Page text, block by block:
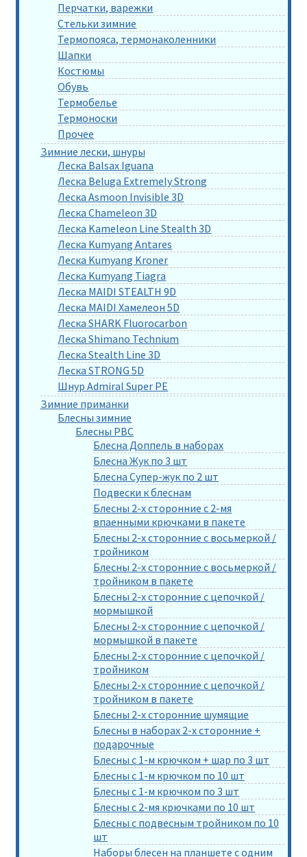
Перчатки, варежки
Стельки зимние
Термопояса, термонаколенники
Шапки
Костюмы
Обувь
Термобелье
Термоноски
Прочее
Зимние лески, шнуры
Леска Balsax Iguana
Леска Beluga Extremely Strong
Леска Asmoon Invisible 3D
Леска Chameleon 3D
Леска Kameleon Line Stealth 3D
Леска Kumyang Antares
Леска Kumyang Kroner
Леска Kumyang Tiagra
Леска MAIDI STEALTH 9D
Леска MAIDI Хамелеон 5D
Леска SHARK Fluorocarbon
Леска Shimano Technium
Леска Stealth Line 3D
Леска STRONG 5D
Шнур Admiral Super PE
Зимние приманки
Блесны зимние
Блесны РВС
Блесна Доппель в наборах
Блесна Жук по 3 шт
Блесна Супер-жук по 2 шт
Подвески к блеснам
Блесны 2-х сторонние с 2-мя
впаенными крючками в пакете
Блесны 2-х сторонние с восьмеркой /
тройником
Блесны 2-х сторонние с восьмеркой /
тройником в пакете
Блесны 2-х сторонние с цепочкой /
мормышкой
Блесны 2-х сторонние с цепочкой /
мормышкой в пакете
Блесны 2-х сторонние с цепочкой /
тройником
Блесны 2-х сторонние с цепочкой /
тройником в пакете
Блесны 2-х сторонние шумящие
Блесны в наборах 2-х сторонние +
подарочные
Блесны с 1-м крючком + шар по 3 шт
Блесны с 1-м крючком по 10 шт
Блесны с 1-м крючком по 3 шт
Блесны с 2-мя крючками по 10 шт
Блесны с подвесным тройником по 10
шт
Наборы блесен на планшете с одним